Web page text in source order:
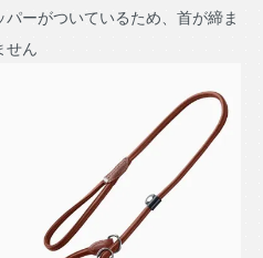
ーがついているため、首が締ま
せん